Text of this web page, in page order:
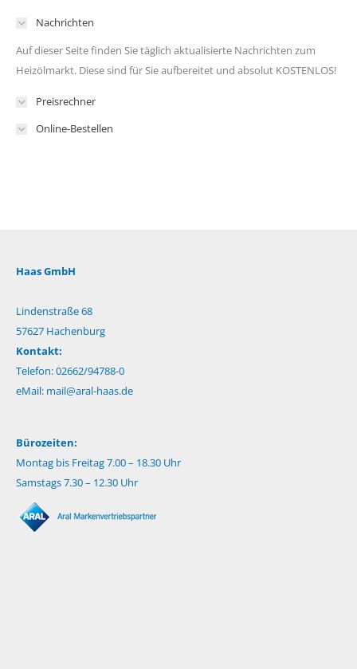
Nachrichten
Auf dieser Seite finden Sie täglich aktualisierte Nachrichten zum
Heizölmarkt. Diese sind für Sie aufbereitet und absolut KOSTENLOS!
Preisrechner
Online-Bestellen
Haas GmbH
Lindenstraße 68
57627 Hachenburg
Kontakt:
Telefon: 02662/94788-0
eMail: mail@aral-haas.de
Bürozeiten:
Montag bis Freitag 7.00 – 18.30 Uhr
Samstags 7.30 – 12.30 Uhr